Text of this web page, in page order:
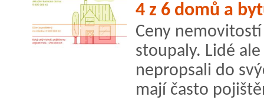
4 z 6 domů a
Ceny
stoupaly. Lidé
nepropsali do
mají často